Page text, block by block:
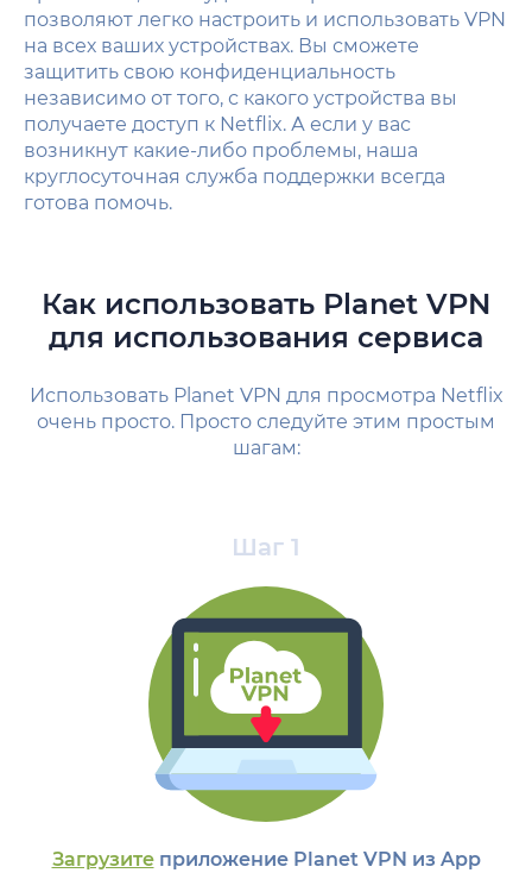
позволяют легко настроить и использовать VPN
на всех ваших устройствах. Вы сможете
защитить свою конфиденциальность
независимо от того, с какого устройства вы
получаете доступ к Netflix. А если у вас
возникнут какие-либо проблемы, наша
круглосуточная служба поддержки всегда
готова помочь.
Как использовать Planet VPN
для использования сервиса
Использовать Planet VPN для просмотра Netflix
очень просто. Просто следуйте этим простым
шагам:
Шаг 1
Загрузитеприложение Planet VPN из App